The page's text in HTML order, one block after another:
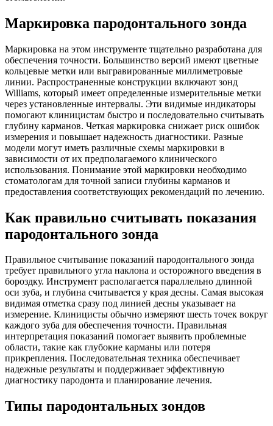
Маркировка пародонтального зонда
Маркировка на этом инструменте тщательно разработана для
обеспечения точности. Большинство версий имеют цветные
кольцевые метки или выгравированные миллиметровые
линии. Распространенные конструкции включают зонд
Williams, который имеет определенные измерительные метки
через установленные интервалы. Эти видимые индикаторы
помогают клиницистам быстро и последовательно считывать
глубину карманов. Четкая маркировка снижает риск ошибок
измерения и повышает надежность диагностики. Разные
модели могут иметь различные схемы маркировки в
зависимости от их предполагаемого клинического
использования. Понимание этой маркировки необходимо
стоматологам для точной записи глубины карманов и
предоставления соответствующих рекомендаций по лечению.
Как правильно считывать показания
пародонтального зонда
Правильное считывание показаний пародонтального зонда
требует правильного угла наклона и осторожного введения в
бороздку. Инструмент располагается параллельно длинной
оси зуба, и глубина считывается у края десны. Самая высокая
видимая отметка сразу под линией десны указывает на
измерение. Клиницисты обычно измеряют шесть точек вокруг
каждого зуба для обеспечения точности. Правильная
интерпретация показаний помогает выявить проблемные
области, такие как глубокие карманы или потеря
прикрепления. Последовательная техника обеспечивает
надежные результаты и поддерживает эффективную
диагностику пародонта и планирование лечения.
Типы пародонтальных зондов